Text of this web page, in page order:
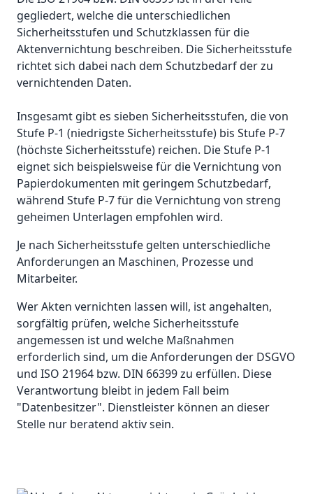
gegliedert, welche die unterschiedlichen
Sicherheitsstufen und Schutzklassen für die
Aktenvernichtung beschreiben. Die Sicherheitsstufe
richtet sich dabei nach dem Schutzbedarf der zu
vernichtenden Daten.
Insgesamt gibt es sieben Sicherheitsstufen, die von
Stufe P-1 (niedrigste Sicherheitsstufe) bis Stufe P-7
(höchste Sicherheitsstufe) reichen. Die Stufe P-1
eignet sich beispielsweise für die Vernichtung von
Papierdokumenten mit geringem Schutzbedarf,
während Stufe P-7 für die Vernichtung von streng
geheimen Unterlagen empfohlen wird.
Je nach Sicherheitsstufe gelten unterschiedliche
Anforderungen an Maschinen, Prozesse und
Mitarbeiter.
Wer Akten vernichten lassen will, ist angehalten,
sorgfältig prüfen, welche Sicherheitsstufe
angemessen ist und welche Maßnahmen
erforderlich sind, um die Anforderungen der DSGVO
und ISO 21964 bzw. DIN 66399 zu erfüllen. Diese
Verantwortung bleibt in jedem Fall beim
"Datenbesitzer". Dienstleister können an dieser
Stelle nur beratend aktiv sein.